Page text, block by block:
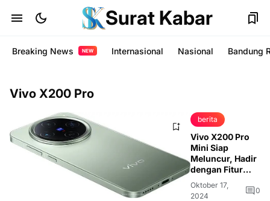
Surat Kabar
Breaking News NEW Internasional Nasional Bandung
Vivo X200 Pro
berita
Vivo X200 Pro
Mini Siap
Meluncur, Hadir
dengan Fitur
Canggih dan
Harga Kompetitif
Oktober 17,
2024
0